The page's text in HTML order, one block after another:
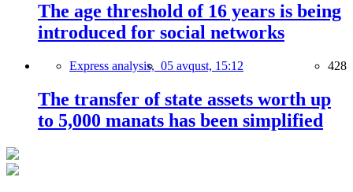
The age threshold of 16 years is being
introduced for social networks
Express analysis, 05 avqust, 15:12 428
The transfer of state assets worth up
to 5,000 manats has been simplified